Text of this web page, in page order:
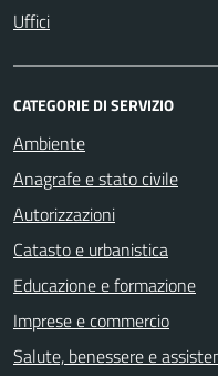
Uffici
CATEGORIE DI SERVIZIO
Ambiente
Anagrafe e stato civile
Autorizzazioni
Catasto e urbanistica
Educazione e formazione
Imprese e commercio
Salute, benessere e